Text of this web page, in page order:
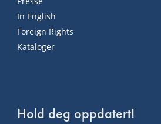
In English
Foreign Rights
Kataloger
Hold deg oppdatert!